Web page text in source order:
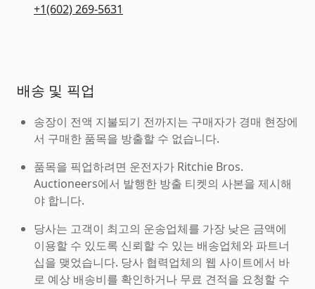
+1(602) 269-5631
배송 및 픽업
송장이 전액 지불되기 전까지는 구매자가 경매 현장에
서 구매한 품목을 방출할 수 없습니다.
품목을 픽업하려면 운전자가 Ritchie Bros.
Auctioneers에서 발행한 방출 티켓의 사본을 제시해
야 합니다.
당사는 고객이 최고의 운송업체를 가장 낮은 금액에
이용할 수 있도록 신뢰할 수 있는 배송업체와 파트너
십을 맺었습니다. 당사 협력업체의 웹 사이트에서 바
로 예상 배송비를 확인하거나 무료 견적을 요청할 수